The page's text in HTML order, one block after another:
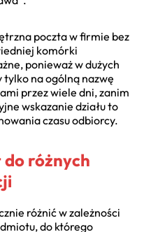
poczta w firmie bez
komórki
ponieważ w dużych
na ogólną nazwę
przez wiele dni, zanim
wskazanie działu to
czasu odbiorcy.
różnych
różnić w zależności
do którego